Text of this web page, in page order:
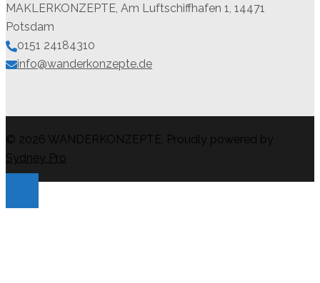
MAKLERKONZEPTE, Am Luftschiffhafen 1, 14471
Potsdam
0151 24184310
info@wanderkonzepte.de
© 2026 WANDERKONZEPTE. Proudly powered by
Sydney Pro